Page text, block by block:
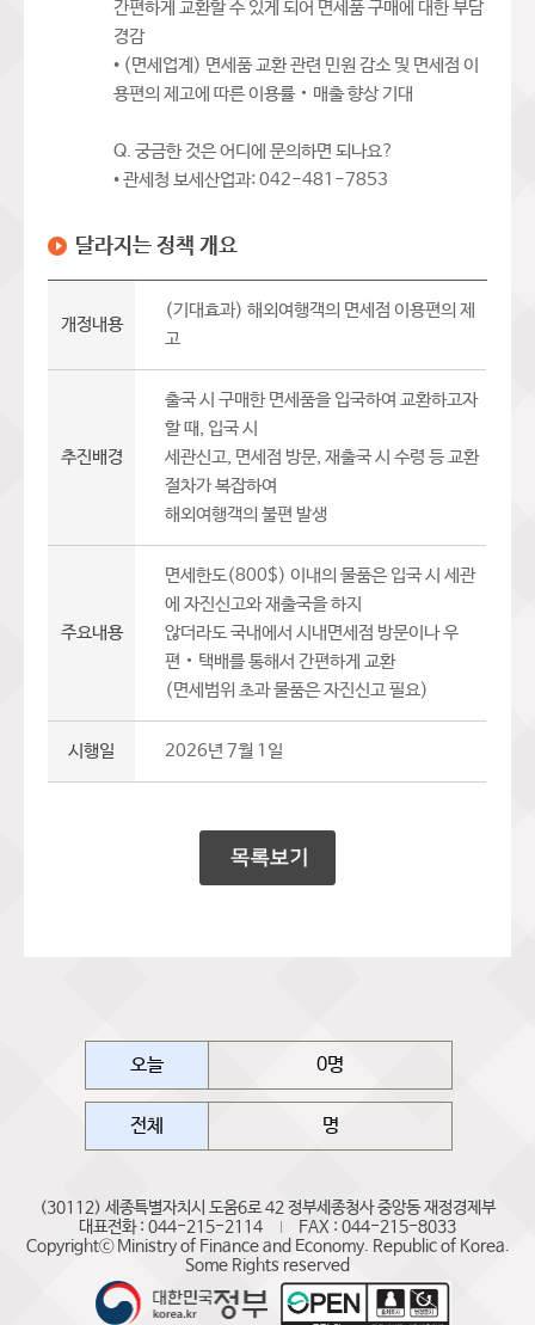
간편하게 교환할 수 있게 되어 면세품 구매에 대한 부담
경감
• (면세업계) 면세품 교환 관련 민원 감소 및 면세점 이
용편의 제고에 따른 이용률‧매출 향상 기대
Q. 궁금한 것은 어디에 문의하면 되나요?
• 관세청 보세산업과: 042-481-7853
달라지는 정책 개요
개정내용
(기대효과) 해외여행객의 면세점 이용편의 제
고
추진배경
출국 시 구매한 면세품을 입국하여 교환하고자
할 때, 입국 시
세관신고, 면세점 방문, 재출국 시 수령 등 교환
절차가 복잡하여
해외여행객의 불편 발생
주요내용
면세한도(800$) 이내의 물품은 입국 시 세관
에 자진신고와 재출국을 하지
않더라도 국내에서 시내면세점 방문이나 우
편‧택배를 통해서 간편하게 교환
(면세범위 초과 물품은 자진신고 필요)
시행일 2026년 7월 1일
오늘 0명
전체 명
(30112) 세종특별자치시 도움6로 42 정부세종청사 중앙동 재정경제부
대표전화 : 044-215-2114
FAX : 044-215-8033
Copyrightⓒ Ministry of Finance and Economy. Republic of Korea.
Some Rights reserved